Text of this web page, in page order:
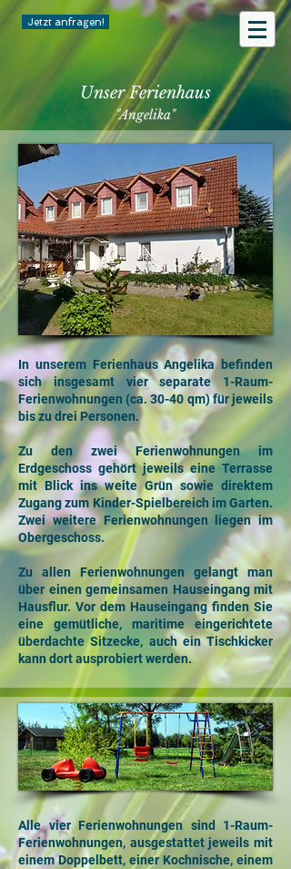
Jetzt anfragen!
Unser Ferienhaus
"Angelika"
In unserem Ferienhaus Angelika befinden
sich insgesamt vier separate 1-Raum-
Ferienwohnungen (ca. 30-40 qm) für jeweils
bis zu drei Personen.
Zu den zwei Ferienwohnungen im
Erdgeschoss gehört jeweils eine Terrasse
mit Blick ins weite Grün sowie direktem
Zugang zum Kinder-Spielbereich im Garten.
Zwei weitere Ferienwohnungen liegen im
Obergeschoss.
Zu allen Ferienwohnungen gelangt man
über einen gemeinsamen Hauseingang mit
Hausflur. Vor dem Hauseingang finden Sie
eine gemütliche, maritime eingerichtete
überdachte Sitzecke, auch ein Tischkicker
kann dort ausprobiert werden.
Alle vier Ferienwohnungen sind 1-Raum-
Ferienwohnungen, ausgestattet jeweils mit
einem Doppelbett, einer Kochnische, einem